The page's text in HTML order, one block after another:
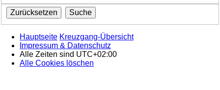
Hauptseite Kreuzgang-Übersicht
Impressum & Datenschutz
Alle Zeiten sind UTC+02:00
Alle Cookies löschen